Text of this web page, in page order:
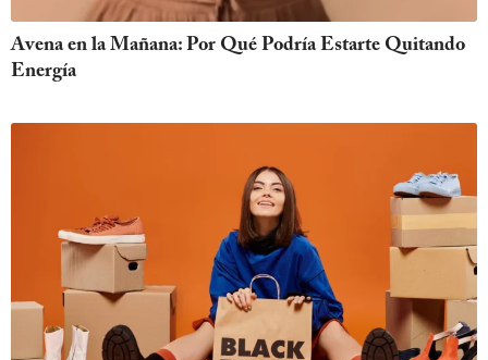
Avena en la Mañana: Por Qué Podría Estarte Quitando
Energía